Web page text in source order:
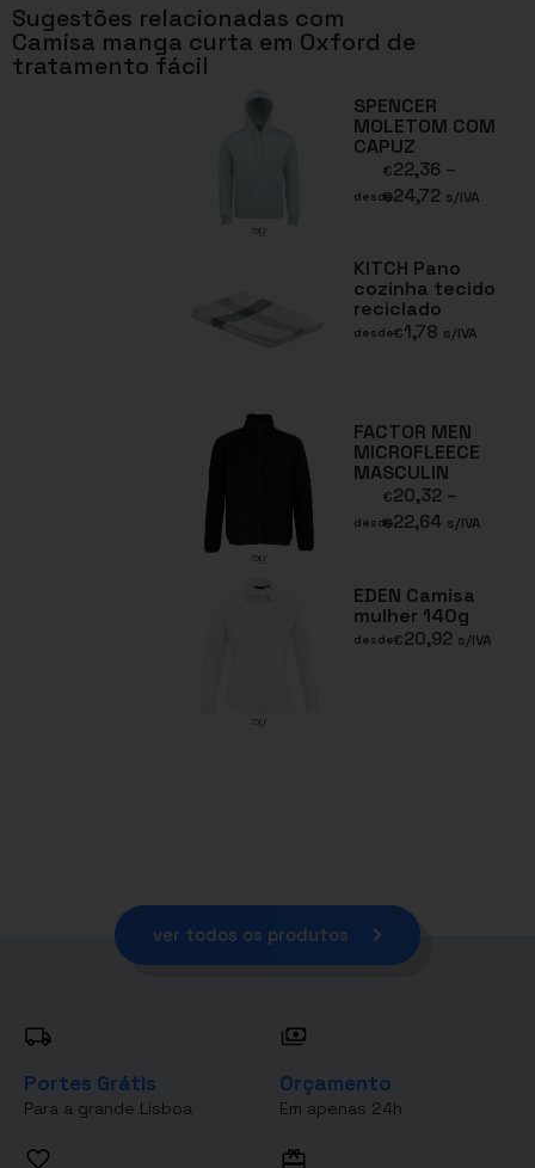
Sugestões relacionadas com
Camisa manga curta em Oxford de
tratamento fácil
SPENCER
MOLETOM COM
CAPUZ
desde
€22,36 –
€24,72 s/IVA
KITCH Pano
cozinha tecido
reciclado
desde€1,78 s/IVA
FACTOR MEN
MICROFLEECE
MASCULIN
desde
€20,32 –
€22,64 s/IVA
EDEN Camisa
mulher 140g
desde€20,92 s/IVA
ver todos os produtos
Portes Grátis
Para a grande Lisboa
Orçamento
Em apenas 24h